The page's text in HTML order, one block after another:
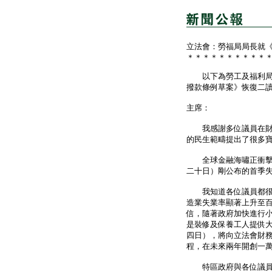
立法會：勞福局局長就
＊＊＊＊＊＊＊＊＊＊
以下為勞工及福利局
撥款條例草案》恢復二
主席：
我感謝多位議員在財
的民生範疇提出了很多
全球金融海嘯正衝擊
二十日）剛公布的首季
我知道各位議員都很
造業失業率顯著上升至
信，隨著政府加快進行
是裝修及保養工人提供
四日），將向立法會財
程，在未來兩年開創一
特區政府與各位議員